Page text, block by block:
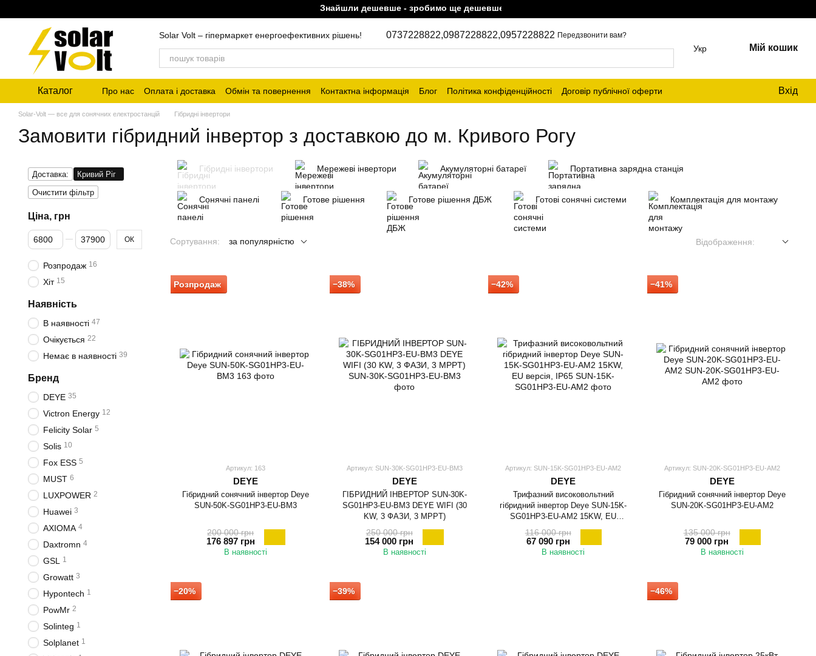
Знайшли дешевше - зробимо ще дешевше!
Solar Volt – гіпермаркет енергоефективних рішень! 0737228822,0987228822,0957228822 Передзвонити вам?
Укр Мій кошик
Каталог Про нас Оплата і доставка Обмін та повернення Контактна інформація Блог Політика конфіденційності Договір публічної оферти Вхід
Solar-Volt — все для сонячних електростанцій Гібридні інвертори
Замовити гібридний інвертор з доставкою до м. Кривого Рогу
Гібридні інвертори Мережеві інвертори Акумуляторні батареї Портативна зарядна станція
Сонячні панелі Готове рішення Готове рішення ДБЖ Готові сонячні системи Комплектація для монтажу
Сортування: за популярністю Відображення:
Розпродаж
Артикул: 163
DEYE
Гібридний сонячний інвертор Deye
SUN-50K-SG01HP3-EU-BM3
200 000 грн
176 897 грн
В наявності
−38%
Артикул: SUN-30K-SG01HP3-EU-BM3
DEYE
ГІБРИДНИЙ ІНВЕРТОР SUN-30K-
SG01HP3-EU-BM3 DEYE WIFI (30
KW, 3 ФАЗИ, 3 MPPT)
250 000 грн
154 000 грн
В наявності
−42%
Артикул: SUN-15K-SG01HP3-EU-AM2
DEYE
Трифазний високовольтний
гібридний інвертор Deye SUN-15K-
SG01HP3-EU-AM2 15KW, EU
116 000 грн
67 090 грн
В наявності
−41%
Артикул: SUN-20K-SG01HP3-EU-AM2
DEYE
Гібридний сонячний інвертор Deye
SUN-20K-SG01HP3-EU-AM2
135 000 грн
79 000 грн
В наявності
−20% −39% −46%
Доставка:
Кривий Ріг
Очистити фільтр
Ціна, грн
Від Ціна, грн
До Ціна, грн ОК
Розпродаж 16
Хіт 15
Наявність
В наявності 47
Очікується 22
Немає в наявності 39
Бренд
DEYE 35
Victron Energy 12
Felicity Solar 5
Solis 10
Fox ESS 5
MUST 6
LUXPOWER 2
Huawei 3
AXIOMA 4
Daxtromn 4
GSL 1
Growatt 3
Hypontech 1
PowMr 2
Solinteg 1
Solplanet 1